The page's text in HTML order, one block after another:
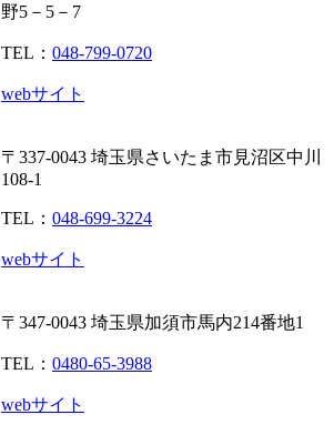
野5－5－7
TEL： 048-799-0720
webサイト
〒337-0043 埼玉県さいたま市見沼区中川
108-1
TEL： 048-699-3224
webサイト
〒347-0043 埼玉県加須市馬内214番地1
TEL： 0480-65-3988
webサイト